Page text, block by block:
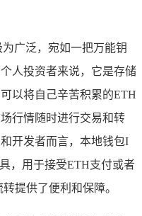
广泛，宛如一把万能钥
人投资者来说，它是存储
以将自己辛苦积累的ETH
行情随时进行交易和转
开发者而言，本地钱包I
，用于接受ETH支付或者
提供了便利和保障。